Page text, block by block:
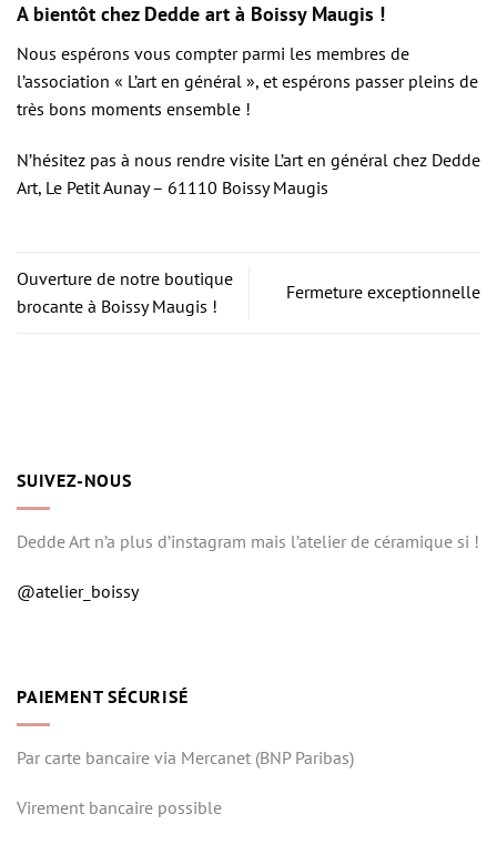
A bientôt chez Dedde art à Boissy Maugis !
Nous espérons vous compter parmi les membres de
l’association « L’art en général », et espérons passer pleins de
très bons moments ensemble !
N’hésitez pas à nous rendre visite L’art en général chez Dedde
Art, Le Petit Aunay – 61110 Boissy Maugis
Ouverture de notre boutique
brocante à Boissy Maugis !
Fermeture exceptionnelle
SUIVEZ-NOUS
Dedde Art n’a plus d’instagram mais l’atelier de céramique si !
@atelier_boissy
PAIEMENT SÉCURISÉ
Par carte bancaire via Mercanet (BNP Paribas)
Virement bancaire possible